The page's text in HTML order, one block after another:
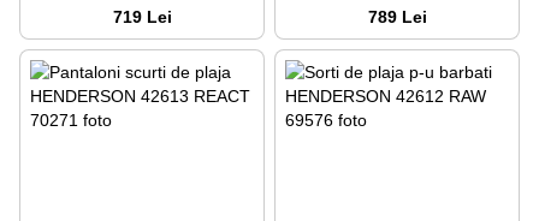
719 Lei 789 Lei